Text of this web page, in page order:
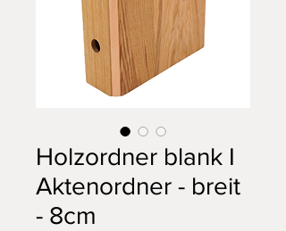
Holzordner blank I
Aktenordner - breit
- 8cm